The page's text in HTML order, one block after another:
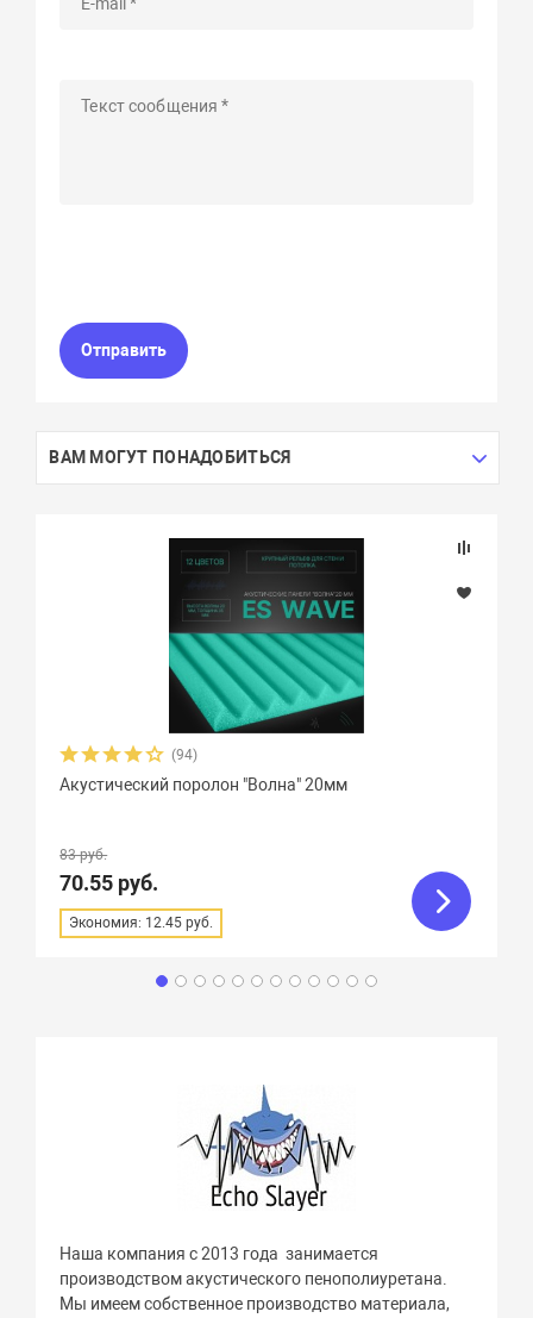
Отправить
ВАМ МОГУТ ПОНАДОБИТЬСЯ
(94)
Акустический поролон "Волна" 20мм
83 руб.
70.55 руб.
Экономия: 12.45 руб.
Наша компания с 2013 года занимается
производством акустического пенополиуретана.
Мы имеем собственное производство материала,